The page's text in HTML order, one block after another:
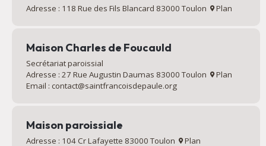
Adresse : 118 Rue des Fils Blancard 83000 Toulon Plan
Maison Charles de Foucauld
Secrétariat paroissial
Adresse : 27 Rue Augustin Daumas 83000 Toulon
Plan
Email : contact@saintfrancoisdepaule.org
Maison paroissiale
Adresse : 104 Cr Lafayette 83000 Toulon Plan